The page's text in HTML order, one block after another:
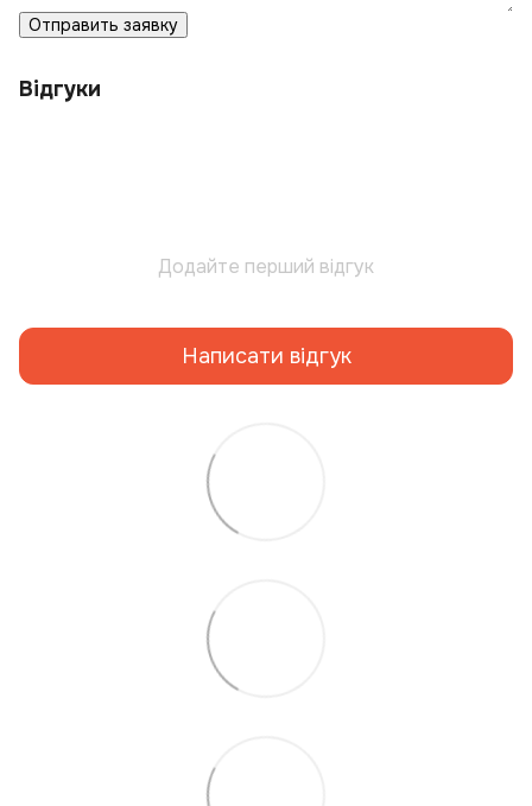
Отправить заявку
Відгуки
Додайте перший відгук
Написати відгук